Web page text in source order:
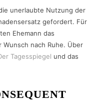
unerlaubte Nutzung der
gefordert. Für
Ehemann das
nach Ruhe. Über
Tagesspiegel und das